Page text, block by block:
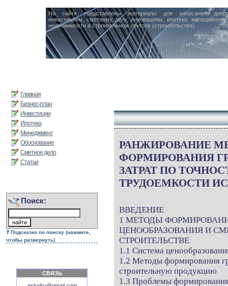
На сайте представлены материалы для написания
инвестициям, сметному делу, инновациям, ипотеке,
недвижимости в строительном секторе (строительстве).
Главная
Бизнес-план
Инвестиции
Ипотека
Менеджмент
Обоснование
Сметное дело
Статьи
Поиск:
Подсказка по поиску (нажмите,
чтобы развернуть)
СВЯЗЬ
РАНЖИРОВАНИЕ
ФОРМИРОВАНИЯ
ЗАТРАТ ПО
ТРУДОЕМКОСТИ
ВВЕДЕНИЕ
1 МЕТОДЫ
ЦЕНООБРАЗОВАНИЯ И
СТРОИТЕЛЬСТВЕ
1.1 Система
1.2 Методы формирования
строительную продукцию
1.3 Проблемы формирования